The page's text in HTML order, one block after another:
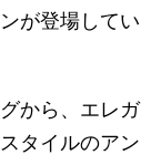
が登場してい
から、エレガ
タイルのアン